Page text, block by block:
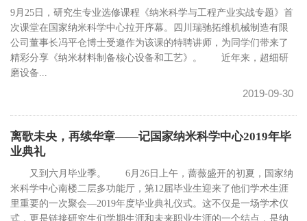
9月25日，研究生专业选修课程《纳米科学与工程产业实战专题》首
次课堂在国家纳米科学中心拉开序幕。四川瑞驰拓维机械制造有限
公司董事长冯平仓博士受邀作为该课的特聘讲师，为同学们带来了
精彩分享《纳米材料制备核心设备和工艺》。 近年来，超细研
磨设备...
2019-09-30
离歌未央，再续华章——记国家纳米科学中心2019年毕
业典礼
又到六月毕业季。 6月26日上午，蔷薇盛开的初夏，国家纳
米科学中心南楼二层多功能厅，第12届毕业生迎来了他们学术生涯
里重要的一次聚会—2019年度毕业典礼仪式。这不仅是一场学术仪
式，更是链接研究生们学期生涯和未来职业生涯的一个结点，是纳